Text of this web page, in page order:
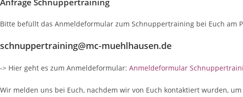
Bitte befüllt das Anmeldeformular zum Schnuppertraining bei Euch am
schnuppertraining@mc-muehlhausen.de
-> Hier geht es zum Anmeldeformular: Anmeldeformular
Wir melden uns bei Euch, nachdem wir von Euch kontaktiert wurden,